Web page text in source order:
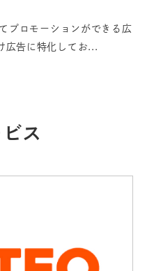
プロモーションができる広
広告に特化してお...
ス